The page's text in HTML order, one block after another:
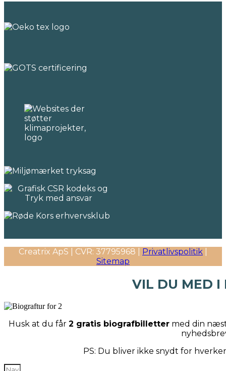
Creatrix ApS | CVR: 37795968 | Privatlivspolitik
Sitemap
VIL DU MED I
Husk at du får 2 gratis biografbillettermed din
PS: Du bliver ikke snydt for